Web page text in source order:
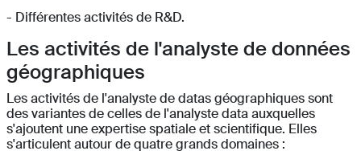
- Différentes activités de R&D.
Les activités de l'analyste de données
géographiques
Les activités de l'analyste de datas géographiques sont
des variantes de celles de l'analyste data auxquelles
s'ajoutent une expertise spatiale et scientifique. Elles
s'articulent autour de quatre grands domaines :